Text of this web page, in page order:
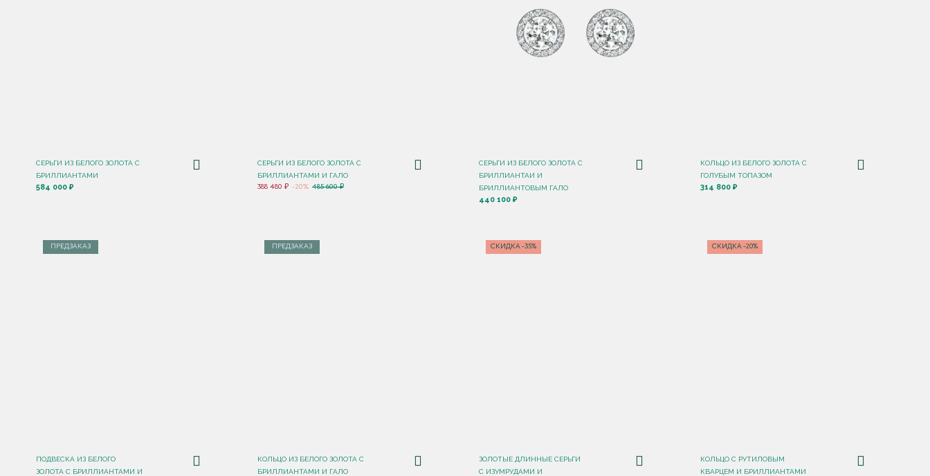
СЕРЬГИ ИЗ БЕЛОГО ЗОЛОТА С
БРИЛЛИАНТАМИ
584 000 ₽
СЕРЬГИ ИЗ БЕЛОГО ЗОЛОТА С
БРИЛЛИАНТАМИ И ГАЛО
388 480 ₽ -20% 485 600 ₽
СЕРЬГИ ИЗ БЕЛОГО ЗОЛОТА С
БРИЛЛИАНТАИ И
БРИЛЛИАНТОВЫМ ГАЛО
440 100 ₽
КОЛЬЦО ИЗ БЕЛОГО ЗОЛОТА С
ГОЛУБЫМ ТОПАЗОМ
314 800 ₽
ПРЕДЗАКАЗ
ПОДВЕСКА ИЗ БЕЛОГО
ЗОЛОТА С БРИЛЛИАНТАМИ И
ПРЕДЗАКАЗ
КОЛЬЦО ИЗ БЕЛОГО ЗОЛОТА С
БРИЛЛИАНТАМИ И ГАЛО
СКИДКА -35%
ЗОЛОТЫЕ ДЛИННЫЕ СЕРЬГИ
С ИЗУМРУДАМИ И
СКИДКА -20%
КОЛЬЦО С РУТИЛОВЫМ
КВАРЦЕМ И БРИЛЛИАНТАМИ